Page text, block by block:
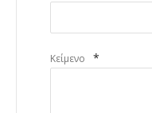
Κείμενο *